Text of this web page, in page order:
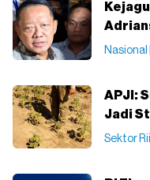
Nasional
APJI:
Jadi
Sektor Riil